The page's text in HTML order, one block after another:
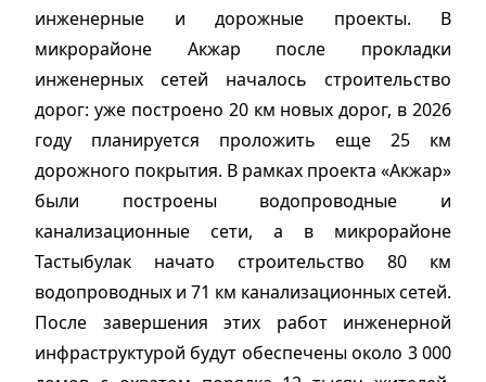
инженерные и дорожные проекты. В
микрорайоне Акжар после прокладки
инженерных сетей началось строительство
дорог: уже построено 20 км новых дорог, в 2026
году планируется проложить еще 25 км
дорожного покрытия. В рамках проекта «Акжар»
были построены водопроводные и
канализационные сети, а в микрорайоне
Тастыбулак начато строительство 80 км
водопроводных и 71 км канализационных сетей.
После завершения этих работ инженерной
инфраструктурой будут обеспечены около 3 000